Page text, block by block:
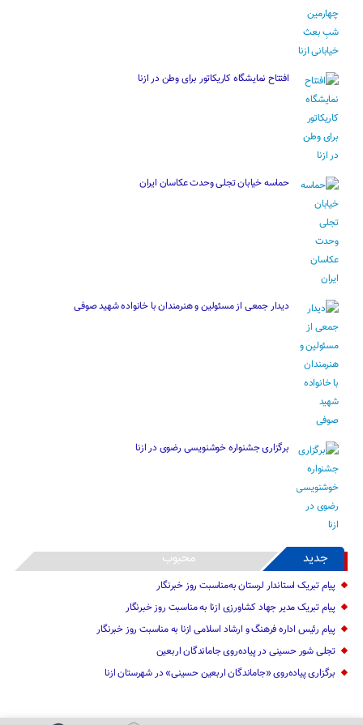
افتتاح نمایشگاه کاریکاتور برای وطن در ازنا
حماسه خیابان تجلی وحدت عکاسان ایران
دیدار جمعی از مسئولین و هنرمندان با خانواده شهید صوفی
برگزاری جشنواره خوشنویسی رضوی در ازنا
جدید محبوب
پیام تبریک استاندار لرستان به‌مناسبت روز خبرنگار
پیام تبریک مدیر جهاد کشاورزی ازنا به مناسبت روز خبرنگار
پیام رئیس اداره فرهنگ و ارشاد اسلامی ازنا به مناسبت روز خبرنگار
تجلی شور حسینی در پیاده‌روی جاماندگان اربعین
برگزاری پیاده‌روی «جاماندگان اربعین حسینی» در شهرستان ازنا